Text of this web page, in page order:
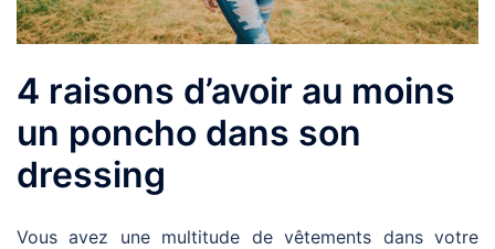
4 raisons d’avoir au moins
un poncho dans son
dressing
Vous avez une multitude de vêtements dans votre